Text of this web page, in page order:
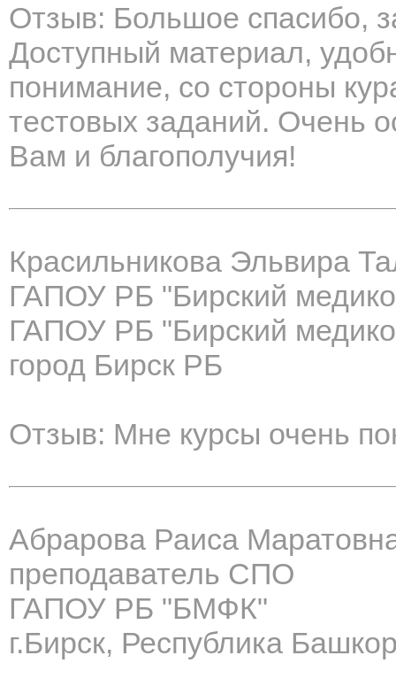
Отзыв: Большое спасибо,
Доступный материал,
понимание, со стороны
тестовых заданий. Очень
Вам и благополучия!
Красильникова Эльвира
ГАПОУ РБ "Бирский
ГАПОУ РБ "Бирский
город Бирск РБ
Отзыв: Мне курсы очень
Абрарова Раиса
преподаватель СПО
ГАПОУ РБ "БМФК"
г.Бирск, Республика